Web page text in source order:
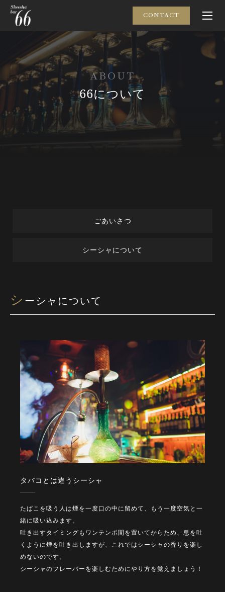
CONTACT
66について
AB O U T
ごあいさつ
シーシャについて
シ ーシャについて
タバコとは違うシーシャ
たばこを吸う人は煙を一度口の中に留めて、もう一度空気と一
緒に吸い込みます。
吐き出すタイミングもワンテンポ間を置いてからため、息を吐
くように煙を吐き出しますが、これではシーシャの香りを楽し
めないのです。
シーシャのフレーバーを楽しむためにやり方を覚えましょう！